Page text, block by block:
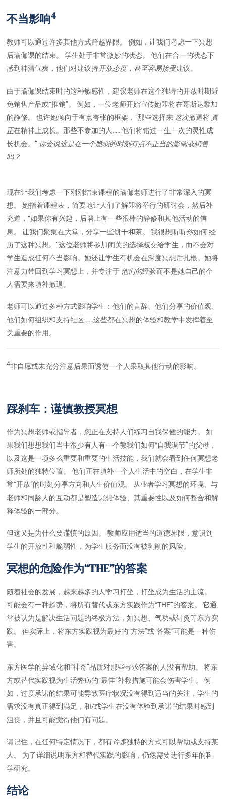
不当影响4
教师可以通过许多其他方式跨越界限。 例如，让我们考虑一下冥想
后瑜伽课的结束。 学生处于非常微妙的状态。 他们在合一的状态下
感到神清气爽，他们对建议持开放态度，甚至容易接受建议。
由于瑜伽课结束时的这种敏感性，建议老师在这个独特的开放时期避
免销售产品或“推销”。 例如，一位老师开始宣传她即将在哥斯达黎加
的静修。 也许她倾向于有点夸张的框架，“那些选择来 这次撤退将真
正在精神上成长。那些不参加的人……他们将错过一生一次的灵性成
长机会。” 你会说这是在一个脆弱的时刻有点不正当的影响或销售
吗？
现在让我们考虑一下刚刚结束课程的瑜伽老师进行了非常深入的冥
想。 她指着课程表，简要地让人们了解即将举行的研讨会，然后补
充道，“如果你有兴趣，后墙上有一些很棒的静修和其他活动的信
息。 让我们聚集在大堂，分享一些饼干和茶。 我很想听听你如何 经
历了这种冥想。”这位老师将参加闭关的选择权交给学生，而不会对
学生造成任何不当影响。她还让学生有机会在深度冥想后扎根。她将
注意力带回到学习冥想上，并专注于 他们的经验而不是她自己的个
人需要来填补撤退。
老师可以通过多种方式影响学生：他们的言辞、他们分享的价值观、
他们如何组织和支持社区……这些都在冥想的体验和教学中发挥着至
关重要的作用。
4非自愿或未充分注意后果而诱使一个人采取其他行动的影响。
踩刹车：谨慎教授冥想
作为冥想老师或指导者，您正在支持人们练习自我保健的能力。 如
果我们想想我们当中很少有人有一个教我们如何“自我调节”的父母，
以及这是一项多么重要和重要的生活技能，我们就会看到任何冥想老
师所处的独特位置。 他们正在填补一个人生活中的空白，在学生非
常“开放”的时刻分享方向和人生价值观。 从业者学习冥想的环境、与
老师和同龄人的互动都是塑造冥想体验、其重要性以及如何整合和解
释体验的一部分。
但这又是为什么要谨慎的原因。 教师应用适当的道德界限，意识到
学生的开放性和脆弱性，为学生服务而没有被剥削的风险。
冥想的危险作为“THE”的答案
随着社会的发展，越来越多的人学习打坐，打坐成为生活的主流。
可能会有一种趋势，将所有替代或东方实践作为“THE”的答案。 它通
常被认为是解决生活问题的终极方法，如冥想、气功或针灸等东方实
践。 但实际上，将东方实践视为最好的“方法”或“答案”可能是一种伤
害。
东方医学的异域化和“神奇”品质对那些寻求答案的人没有帮助。 将东
方或替代实践视为生活弊病的“最佳”补救措施可能会伤害学生。 例
如，过度承诺的结果可能导致医疗状况没有得到适当的关注，学生的
需求没有真正得到满足，和/或学生在没有体验到承诺的结果时感到
沮丧，并且可能觉得他们有问题。
请记住，在任何特定情况下，都有许多独特的方式可以帮助或支持某
人。 为了详细说明东方和替代实践的影响，仍然需要进行多年的科
学研究。
结论